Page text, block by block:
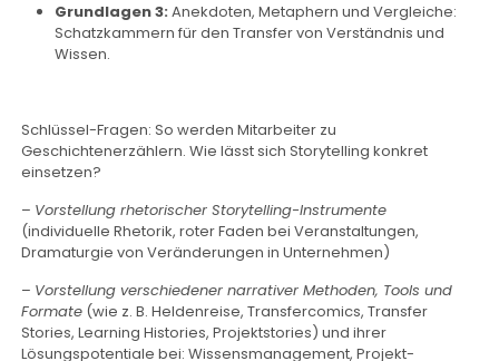
Grundlagen 3: Anekdoten, Metaphern und Vergleiche:
Schatzkammern für den Transfer von Verständnis und
Wissen.
Schlüssel-Fragen: So werden Mitarbeiter zu
Geschichtenerzählern. Wie lässt sich Storytelling konkret
einsetzen?
– Vorstellung rhetorischer Storytelling-Instrumente
(individuelle Rhetorik, roter Faden bei Veranstaltungen,
Dramaturgie von Veränderungen in Unternehmen)
– Vorstellung verschiedener narrativer Methoden, Tools und
Formate (wie z. B. Heldenreise, Transfercomics, Transfer
Stories, Learning Histories, Projektstories) und ihrer
Lösungspotentiale bei: Wissensmanagement, Projekt-